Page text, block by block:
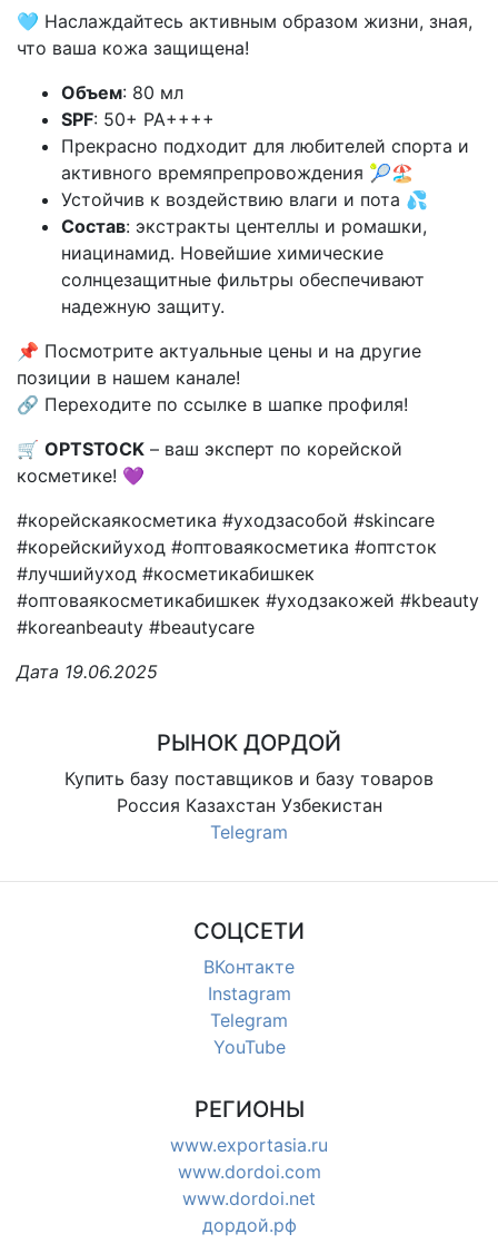
🩵 Наслаждайтесь активным образом жизни, зная,
что ваша кожа защищена!
Объем: 80 мл
SPF: 50+ PA++++
Прекрасно подходит для любителей спорта и
активного времяпрепровождения 🎾🏖️
Устойчив к воздействию влаги и пота 💦
Состав: экстракты центеллы и ромашки,
ниацинамид. Новейшие химические
солнцезащитные фильтры обеспечивают
надежную защиту.
📌 Посмотрите актуальные цены и на другие
позиции в нашем канале!
🔗 Переходите по ссылке в шапке профиля!
🛒 OPTSTOCK – ваш эксперт по корейской
косметике! 💜
#корейскаякосметика #уходзасобой #skincare
#корейскийуход #оптоваякосметика #оптсток
#лучшийуход #косметикабишкек
#оптоваякосметикабишкек #уходзакожей #kbeauty
#koreanbeauty #beautycare
Дата 19.06.2025
РЫНОК ДОРДОЙ
Купить базу поставщиков и базу товаров
Россия Казахстан Узбекистан
Telegram
СОЦСЕТИ
ВКонтакте
Instagram
Telegram
YouTube
РЕГИОНЫ
www.exportasia.ru
www.dordoi.com
www.dordoi.net
дордой.рф